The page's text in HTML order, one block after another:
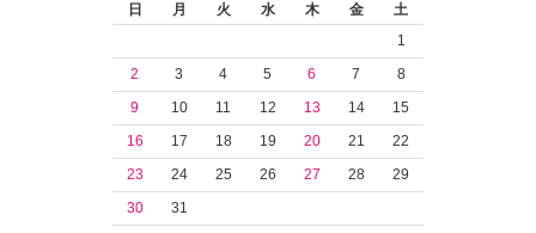
日
月 火 水 木 金
土
1
2
3 4 5 6 7
8
9
10 11 12 13 14
15
16
17 18 19 20 21
22
23
24 25 26 27 28
29
30
31